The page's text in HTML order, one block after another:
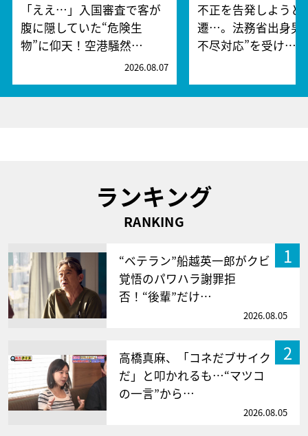
「ええ…」入国審査で客が
腹に隠していた“危険生
物”に仰天！空港騒然…
2026.08.07
不正を告発しようと
遷…。法務省出身男
不尽対応”を受け…
ランキング
RANKING
1
“ベテラン”船越英一郎がクビ
覚悟のパワハラ謝罪拒
否！“後輩”だけ…
2026.08.05
2
高橋真麻、「コネだブサイク
だ」と叩かれるも…“マツコ
の一言”から…
2026.08.05